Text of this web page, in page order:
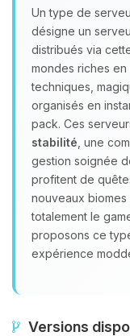
Un type de
désigne un
distribués via
mondes riches
techniques,
organisés en
pack. Ces
stabilité , une
gestion soignée
profitent de
nouveaux biomes
totalement le
proposons ce
expérience
Versions
Youpi,
parler
tu as
petits
06/08/